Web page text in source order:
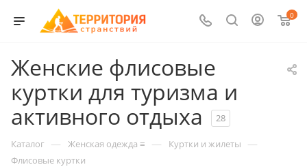
0
Женские флисовые
куртки для туризма и
активного отдыха
28
Каталог — Женская одежда ≡ — Куртки и жилеты —
Флисовые куртки